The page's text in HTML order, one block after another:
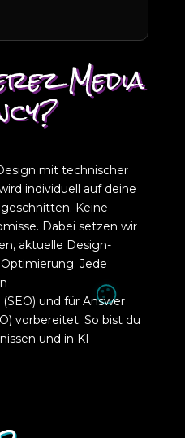
Media
mit technischer
individuell auf deine
Keine
Dabei setzen wir
aktuelle Design-
Jede
und für Answer
vorbereitet. So bist du
und in KI-